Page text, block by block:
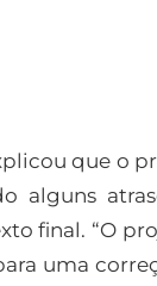
que o
alguns
final. “O
uma